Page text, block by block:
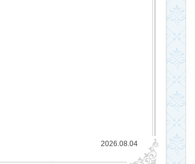
2026.08.04